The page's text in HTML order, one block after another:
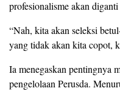
profesionalisme akan
“Nah, kita akan seleksi
yang tidak akan kita copot,
Ia menegaskan pentingnya
pengelolaan Perusda.